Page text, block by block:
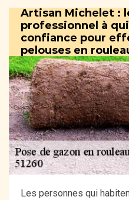
Artisan Michelet :
professionnel à
confiance pour
pelouses en
Les personnes qui